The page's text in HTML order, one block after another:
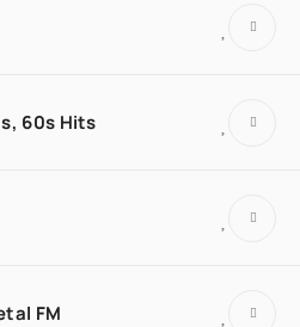
60s Hits
FM